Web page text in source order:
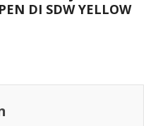
DI SDW YELLOW